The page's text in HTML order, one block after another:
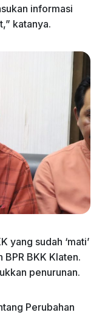
informasi
katanya.
yang sudah ‘mati’
BPR BKK Klaten.
penurunan.
Perubahan